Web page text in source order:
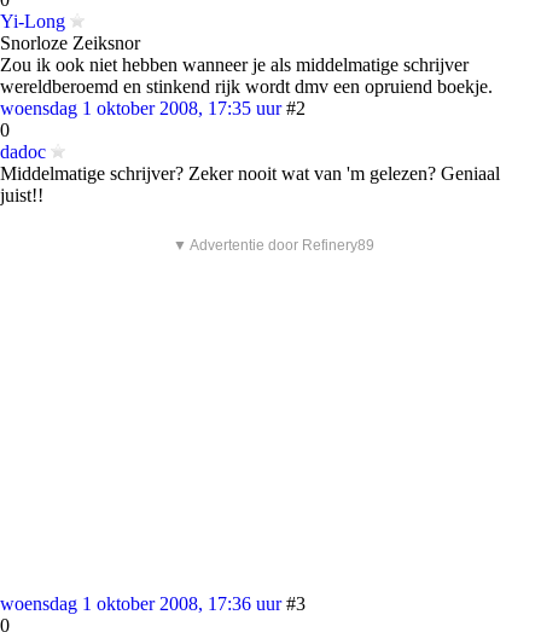
Yi-Long
Snorloze Zeiksnor
Zou ik ook niet hebben wanneer je als middelmatige schrijver
wereldberoemd en stinkend rijk wordt dmv een opruiend boekje.
woensdag 1 oktober 2008, 17:35 uur #2
0
dadoc
Middelmatige schrijver? Zeker nooit wat van 'm gelezen? Geniaal
juist!!
▼ Advertentie door Refinery89
woensdag 1 oktober 2008, 17:36 uur #3
0